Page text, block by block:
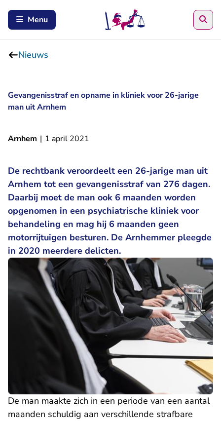
Menu
Nieuws
Gevangenisstraf en opname in kliniek voor 26-jarige
man uit Arnhem
Arnhem | 1 april 2021
De rechtbank veroordeelt een 26-jarige man uit
Arnhem tot een gevangenisstraf van 276 dagen.
Daarbij moet de man ook 6 maanden worden
opgenomen in een psychiatrische kliniek voor
behandeling en mag hij 6 maanden geen
motorrijtuigen besturen. De Arnhemmer pleegde
in 2020 meerdere delicten.
De man maakte zich in een periode van een aantal
maanden schuldig aan verschillende strafbare